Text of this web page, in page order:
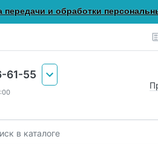
передачи и обработки
61-55